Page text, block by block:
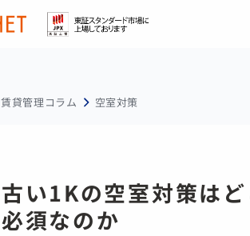
賃貸管理コラム 空室対策
古い1Kの空室対策は
必須なのか